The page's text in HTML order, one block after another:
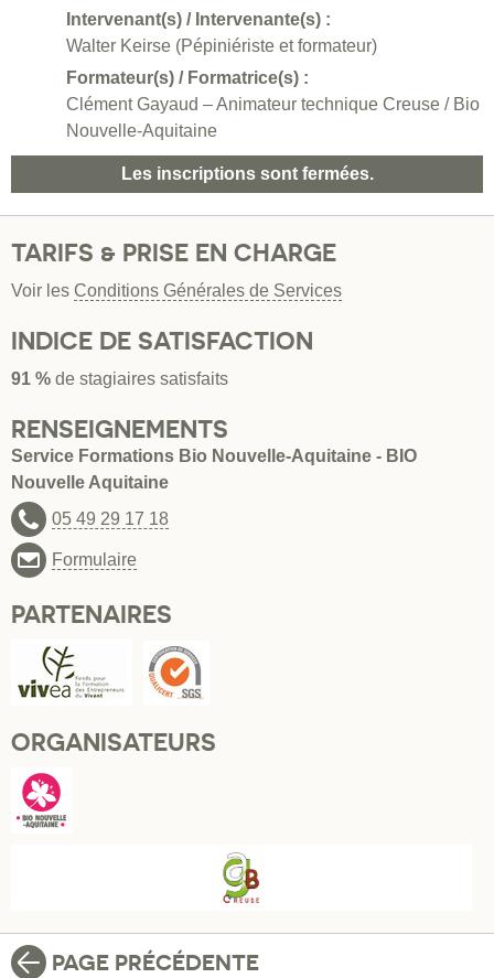
Intervenant(s) / Intervenante(s) :
Walter Keirse (Pépiniériste et formateur)
Formateur(s) / Formatrice(s) :
Clément Gayaud – Animateur technique Creuse / Bio
Nouvelle-Aquitaine
Les inscriptions sont fermées.
TARIFS & PRISE EN CHARGE
Voir les Conditions Générales de Services
INDICE DE SATISFACTION
91 % de stagiaires satisfaits
RENSEIGNEMENTS
Service Formations Bio Nouvelle-Aquitaine - BIO
Nouvelle Aquitaine
05 49 29 17 18
Formulaire
PARTENAIRES
ORGANISATEURS
PAGE PRÉCÉDENTE